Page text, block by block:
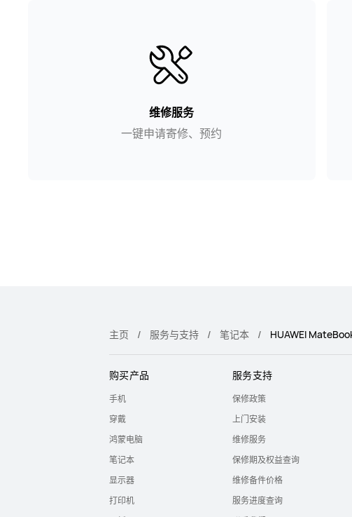
维修服务
一键申请寄修、预约
主页 服务与支持 笔记本 HUAWEI
购买产品
手机
穿戴
鸿蒙电脑
笔记本
显示器
打印机
服务支持
保修政策
上门安装
维修服务
保修期及权益查询
维修备件价格
服务进度查询